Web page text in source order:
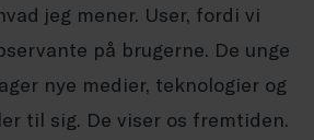
jeg mener. User, fordi vi
på brugerne. De unge
nye medier, teknologier og
til sig. De viser os fremtiden.